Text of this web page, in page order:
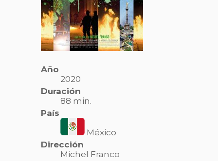
Año
2020
Duración
88 min.
País
México
Dirección
Michel Franco